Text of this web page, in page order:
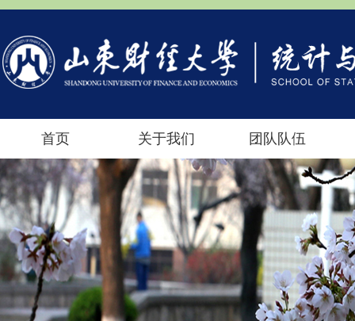
首页 关于我们 团队队伍